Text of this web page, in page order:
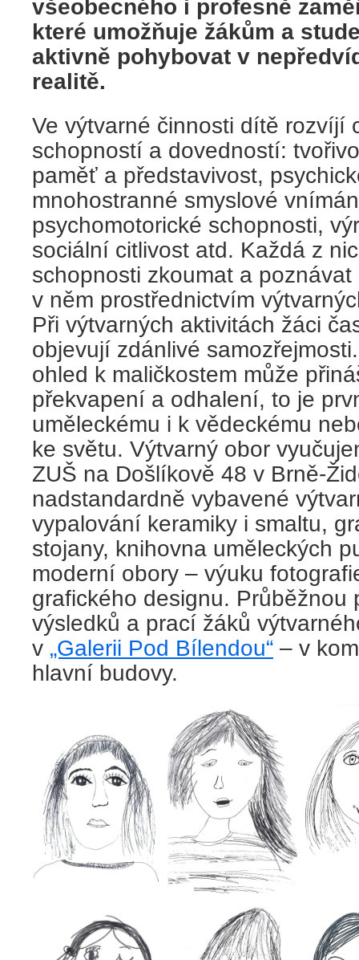
všeobecného i profesně
které umožňuje žákům a
aktivně pohybovat v
realitě.
Ve výtvarné činnosti dítě rozvíjí
schopností a dovedností:
paměť a představivost,
mnohostranné smyslové
psychomotorické schopnosti,
sociální citlivost atd. Každá z
schopnosti zkoumat a
v něm prostřednictvím
Při výtvarných aktivitách žáci
objevují zdánlivé
ohled k maličkostem může
překvapení a odhalení, to je
uměleckému i k vědeckému
ke světu. Výtvarný obor
ZUŠ na Došlíkově 48 v Brně-
nadstandardně vybavené
vypalování keramiky i smaltu,
stojany, knihovna uměleckých
moderní obory – výuku
grafického designu. Průběžnou
výsledků a prací žáků
v „Galerii Pod Bílendou“ – v
hlavní budovy.